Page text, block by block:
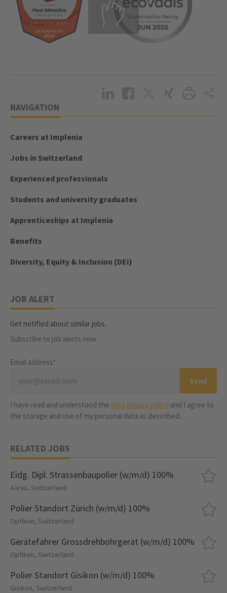
NAVIGATION
Careers at Implenia
Jobs in Switzerland
Experienced professionals
Students and university graduates
Apprenticeships at Implenia
Benefits
Diversity, Equity & Inclusion (DEI)
JOB ALERT
Get notified about similar jobs.
Subscribe to job alerts now
Email address*
I have read and understood the data privacy policy and I agree to
the storage and use of my personal data as described.
RELATED JOBS
Eidg. Dipl. Strassenbaupolier (w/m/d) 100%
Aarau, Switzerland
Polier Standort Zürich (w/m/d) 100%
Opfikon, Switzerland
Gerätefahrer Grossdrehbohrgerät (w/m/d) 100%
Opfikon, Switzerland
Polier Standort Gisikon (w/m/d) 100%
Gisikon, Switzerland